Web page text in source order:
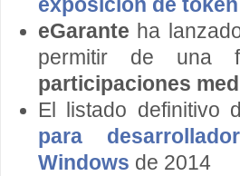
exposición de
eGarante ha
permitir de una
participaciones
El listado definitivo
para
Windows de 2014